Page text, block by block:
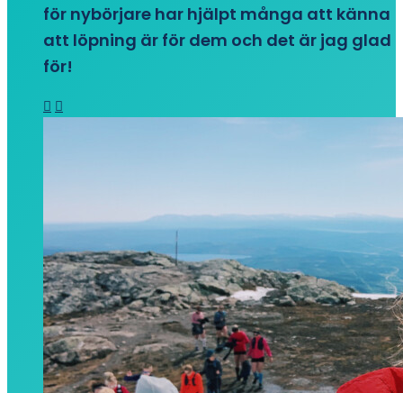
för nybörjare har hjälpt många att känna
att löpning är för dem och det är jag glad
för!